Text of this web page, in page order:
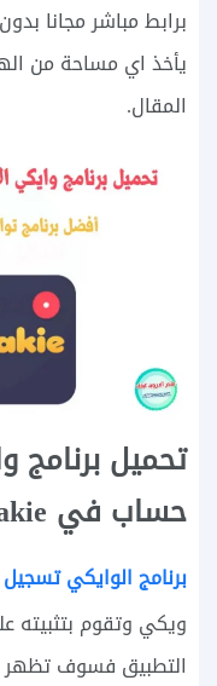
برابط مباشر مجانا
يأخذ اي مساحة من
المقال.
تحميل برنامج
حساب في Wakie
برنامج الوايكي
ويكي وتقوم بتثبيته
التطبيق فسوف تظهر